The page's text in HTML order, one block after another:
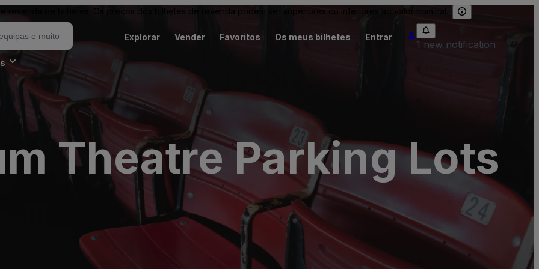
revenda de bilhetes. Os preços dos bilhetes de revenda podem ser superiores ou inferiores ao valor nominal.
Explorar Vender Favoritos Os meus bilhetes Entrar
1 new notification
Theatre Parking Lots